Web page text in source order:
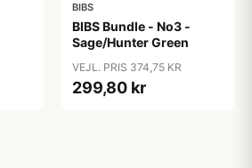
BIBS
BIBS Bundle - No3 -
Sage/Hunter Green
VEJL. PRIS 374,75 KR
299,80 kr